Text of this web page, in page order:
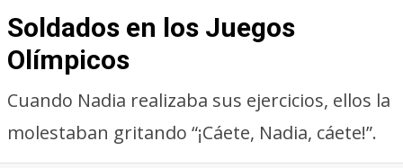
Soldados en los Juegos
Olímpicos
Cuando Nadia realizaba sus ejercicios, ellos la
molestaban gritando “¡Cáete, Nadia, cáete!”.